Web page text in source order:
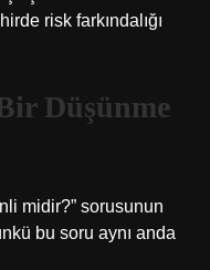
risk farkındalığı
Düşünme
midir?” sorusunun
bu soru aynı anda